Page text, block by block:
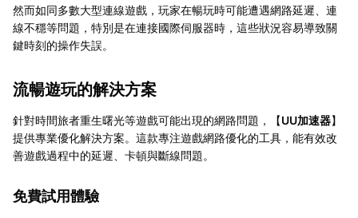
然而如同多數大型連線遊戲，玩家在暢玩時可能遭遇網路延遲、連
線不穩等問題，特別是在連接國際伺服器時，這些狀況容易導致關
鍵時刻的操作失誤。
流暢遊玩的解決方案
針對時間旅者重生曙光等遊戲可能出現的網路問題，【UU加速器】
提供專業優化解決方案。這款專注遊戲網路優化的工具，能有效改
善遊戲過程中的延遲、卡頓與斷線問題。
免費試用體驗